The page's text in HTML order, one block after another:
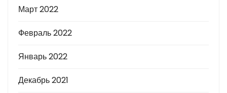
Март 2022
Февраль 2022
Январь 2022
Декабрь 2021